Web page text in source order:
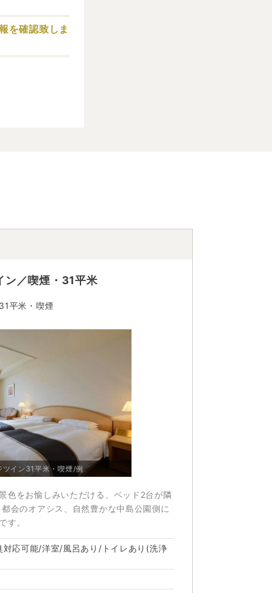
を確認致しま
ン／喫煙・31平米
平米・喫煙
ツイン31平米・喫煙/例
色をお愉しみいただける、ベッド2台が隣
会のオアシス、自然豊かな中島公園側に
す。
対応可能/洋室/風呂あり/トイレあり(洗浄